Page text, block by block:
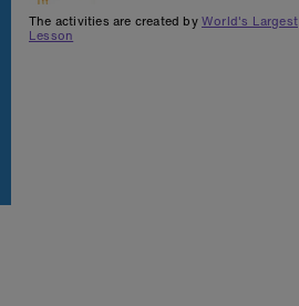
The activities are created byWorld's Largest
Lesson